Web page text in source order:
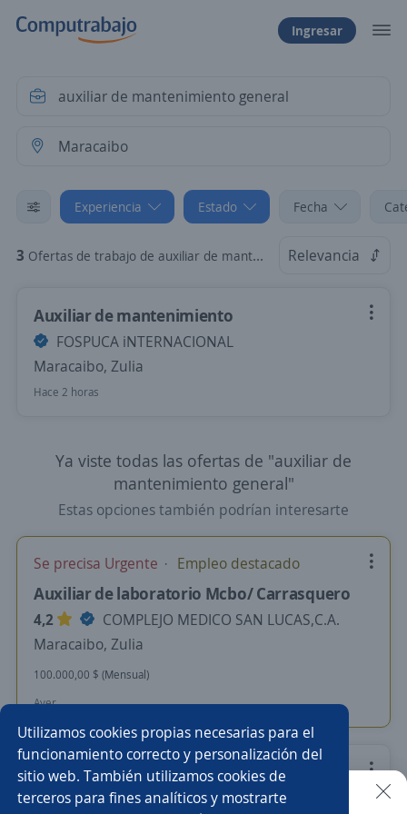
Utilizamos cookies propias necesarias para el
funcionamiento correcto y personalización del
sitio web. También utilizamos cookies de
terceros para fines analíticos y mostrarte
Ingresar
Experiencia Estado Fecha
3 Ofertas de trabajo de auxiliar de mantenimiento general sin experiencia en Maracaibo, Zulia Relevancia
Auxiliar de mantenimiento
FOSPUCA iNTERNACIONAL
Maracaibo, Zulia
Hace 2 horas
Ya viste todas las ofertas de "auxiliar de
mantenimiento general"
Estas opciones también podrían interesarte
Se precisa Urgente Empleo destacado
Auxiliar de laboratorio Mcbo/ Carrasquero
4,2
COMPLEJO MEDICO SAN LUCAS,C.A.
Maracaibo, Zulia
100.000,00 $ (Mensual)
Ayer
Chofer de Autobus
FOSPUCA iNTERNACIONAL